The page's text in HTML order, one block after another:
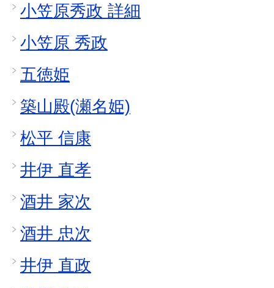
小笠原秀政 詳細
小笠原 秀政
五徳姫
築山殿(瀬名姫)
松平 信康
井伊 直孝
酒井 家次
酒井 忠次
井伊 直政